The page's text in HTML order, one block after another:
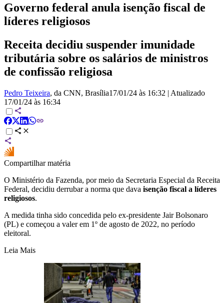
Governo federal anula isenção fiscal de
líderes religiosos
Receita decidiu suspender imunidade
tributária sobre os salários de ministros
de confissão religiosa
Pedro Teixeira, da CNN, Brasília17/01/24 às 16:32 | Atualizado
17/01/24 às 16:34
Compartilhar matéria
O Ministério da Fazenda, por meio da Secretaria Especial da Receita
Federal, decidiu derrubar a norma que dava isenção fiscal a líderes
religiosos.
A medida tinha sido concedida pelo ex-presidente Jair Bolsonaro
(PL) e começou a valer em 1º de agosto de 2022, no período
eleitoral.
Leia Mais